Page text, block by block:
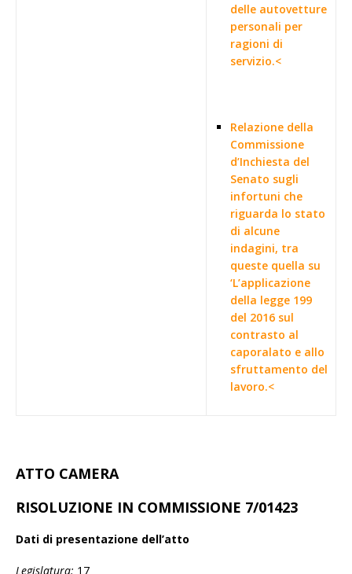
delle autovetture
personali per
ragioni di
servizio.<
Relazione della
Commissione
d’Inchiesta del
Senato sugli
infortuni che
riguarda lo stato
di alcune
indagini, tra
queste quella su
‘L’applicazione
della legge 199
del 2016 sul
contrasto al
caporalato e allo
sfruttamento del
lavoro.<
ATTO CAMERA
RISOLUZIONE IN COMMISSIONE 7/01423
Dati di presentazione dell’atto
Legislatura: 17